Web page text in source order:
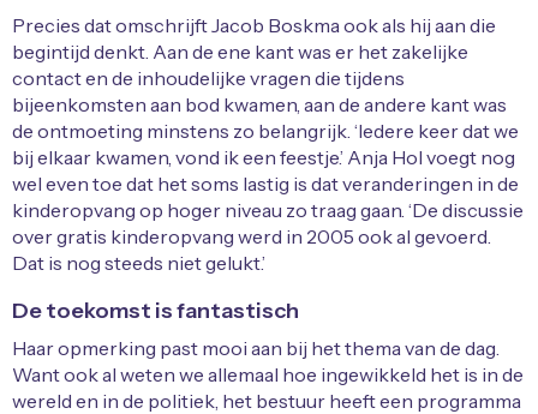
Precies dat omschrijft Jacob Boskma ook als hij aan die
begintijd denkt. Aan de ene kant was er het zakelijke
contact en de inhoudelijke vragen die tijdens
bijeenkomsten aan bod kwamen, aan de andere kant was
de ontmoeting minstens zo belangrijk. ‘Iedere keer dat we
bij elkaar kwamen, vond ik een feestje.’ Anja Hol voegt nog
wel even toe dat het soms lastig is dat veranderingen in de
kinderopvang op hoger niveau zo traag gaan. ‘De discussie
over gratis kinderopvang werd in 2005 ook al gevoerd.
Dat is nog steeds niet gelukt.’
De toekomst is fantastisch
Haar opmerking past mooi aan bij het thema van de dag.
Want ook al weten we allemaal hoe ingewikkeld het is in de
wereld en in de politiek, het bestuur heeft een programma